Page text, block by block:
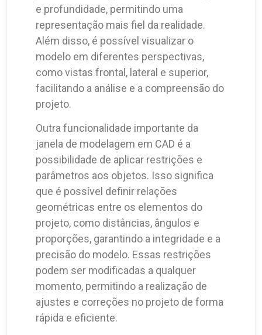
e profundidade, permitindo uma
representação mais fiel da realidade.
Além disso, é possível visualizar o
modelo em diferentes perspectivas,
como vistas frontal, lateral e superior,
facilitando a análise e a compreensão do
projeto.
Outra funcionalidade importante da
janela de modelagem em CAD é a
possibilidade de aplicar restrições e
parâmetros aos objetos. Isso significa
que é possível definir relações
geométricas entre os elementos do
projeto, como distâncias, ângulos e
proporções, garantindo a integridade e a
precisão do modelo. Essas restrições
podem ser modificadas a qualquer
momento, permitindo a realização de
ajustes e correções no projeto de forma
rápida e eficiente.